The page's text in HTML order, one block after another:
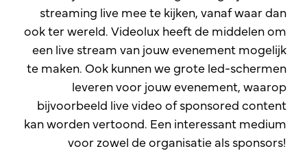
streaming live mee te kijken, vanaf waar dan
ook ter wereld. Videolux heeft de middelen om
een live stream van jouw evenement mogelijk
te maken. Ook kunnen we grote led-schermen
leveren voor jouw evenement, waarop
bijvoorbeeld live video of sponsored content
kan worden vertoond. Een interessant medium
voor zowel de organisatie als sponsors!